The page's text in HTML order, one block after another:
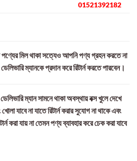
01521392182
পণ্যের মিল থাকা সত্যেও আপনি পণ্য গ্রহন করতে না
ম্যানকে প্রদান করে রিটার্ন করতে পারবেন।
ম্যান সামনে থাকা অবস্থায় বক্স খুলে দেখে
যাবে না যাতে রিটার্ন করার সুযোগ না থাকে এবং
করা যায় না তেমন পণ্য ব্যাবহার করে চেক করা যাবে